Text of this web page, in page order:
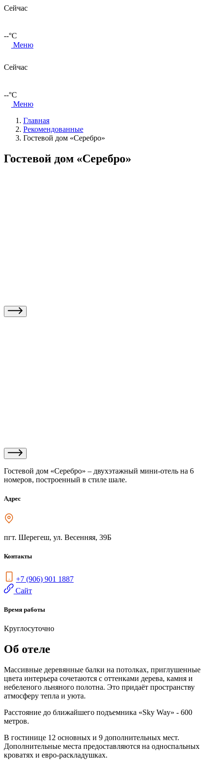
Сейчас
--°C
Меню
Сейчас
--°C
Меню
Главная
Рекомендованные
Гостевой дом «Серебро»
Гостевой дом «Серебро»
Гостевой дом «Серебро» – двухэтажный мини-отель на 6
номеров, построенный в стиле шале.
Адрес
пгт. Шерегеш, ул. Весенняя, 39Б
Контакты
+7 (906) 901 1887
Сайт
Время работы
Круглосуточно
Об отеле
Массивные деревянные балки на потолках, приглушенные
цвета интерьера сочетаются с оттенками дерева, камня и
небеленого льняного полотна. Это придаёт пространству
атмосферу тепла и уюта.
Расстояние до ближайшего подъемника «Sky Way» - 600
метров.
В гостинице 12 основных и 9 дополнительных мест.
Дополнительные места предоставляются на односпальных
кроватях и евро-раскладушках.